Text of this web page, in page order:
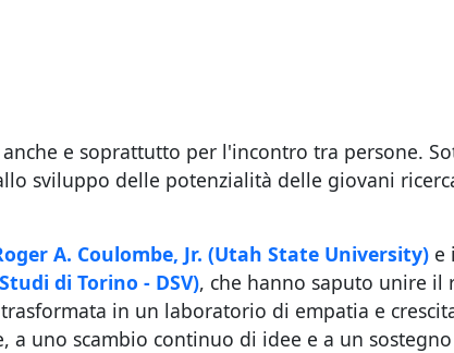
e soprattutto per l'incontro tra persone.
sviluppo delle potenzialità delle giovani
A. Coulombe, Jr. (Utah State University) e
di Torino - DSV), che hanno saputo unire il
in un laboratorio di empatia e
a uno scambio continuo di idee e a un